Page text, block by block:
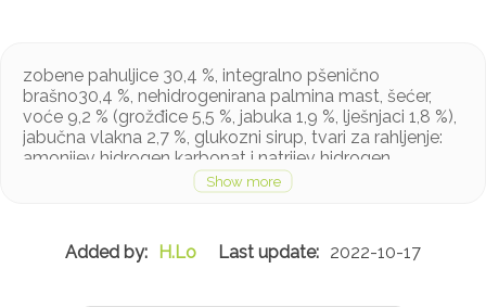
zobene pahuljice 30,4 %, integralno pšenično
brašno30,4 %, nehidrogenirana palmina mast, šećer,
voće 9,2 % (grožđice 5,5 %, jabuka 1,9 %, lješnjaci 1,8 %),
jabučna vlakna 2,7 %, glukozni sirup, tvari za rahljenje:
amonijev hidrogen karbonat i natrijev hidrogen
Proizvod sadrži gluten, a može sadržavati ostalo
H.Lo
2022-10-17